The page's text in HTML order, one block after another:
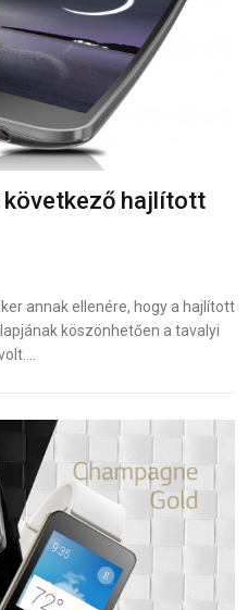
következő hajlított
annak ellenére, hogy a hajlított
köszönhetően a tavalyi